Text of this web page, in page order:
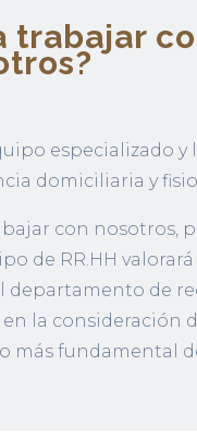
trabajar
especializado y
domiciliaria y
con nosotros,
de RR.HH
departamento de
la consideración
más fundamental